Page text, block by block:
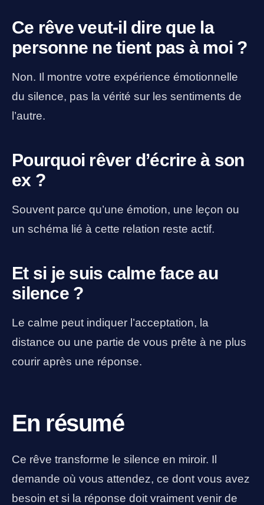
Ce rêve veut-il dire que la
personne ne tient pas à moi ?
Non. Il montre votre expérience émotionnelle
du silence, pas la vérité sur les sentiments de
l’autre.
Pourquoi rêver d’écrire à son
ex ?
Souvent parce qu’une émotion, une leçon ou
un schéma lié à cette relation reste actif.
Et si je suis calme face au
silence ?
Le calme peut indiquer l’acceptation, la
distance ou une partie de vous prête à ne plus
courir après une réponse.
En résumé
Ce rêve transforme le silence en miroir. Il
demande où vous attendez, ce dont vous avez
besoin et si la réponse doit vraiment venir de